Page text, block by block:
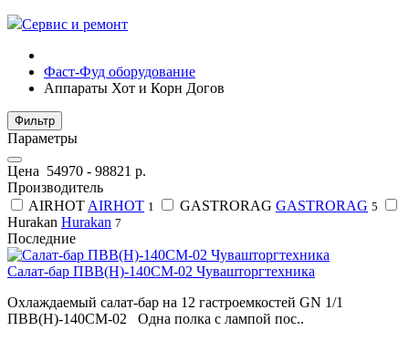
Сервис и ремонт
Фаст-Фуд оборудование
Аппараты Хот и Корн Догов
Фильтр
Параметры
Цена 54970 - 98821 р.
Производитель
AIRHOT AIRHOT 1 GASTRORAG GASTRORAG 5
Hurakan Hurakan 7
Последние
Салат-бар ПВВ(Н)-140СМ-02 Чувашторгтехника
Охлаждаемый салат-бар на 12 гастроемкостей GN 1/1
ПВВ(Н)-140СМ-02 Одна полка с лампой пос..